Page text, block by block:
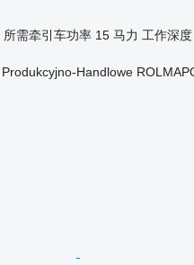
所需牵引车功率 15 马力 工作深度
Handlowe